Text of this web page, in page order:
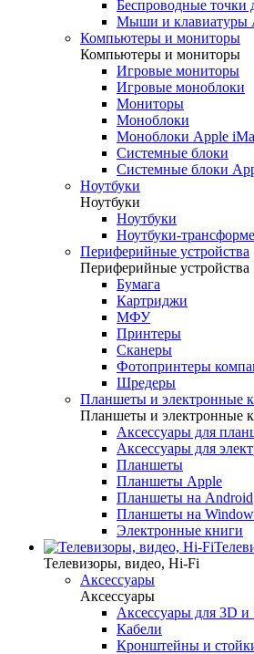
Беспроводные точки
Мыши и клавиатуры
Компьютеры и мониторы
Компьютеры и мониторы
Игровые мониторы
Игровые моноблоки
Мониторы
Моноблоки
Моноблоки Apple
Системные блоки
Системные блоки
Ноутбуки
Ноутбуки
Ноутбуки
Ноутбуки-
Периферийные устройства
Периферийные устройства
Бумага
Картриджи
МФУ
Принтеры
Сканеры
Фотопринтеры
Шредеры
Планшеты и электронные
Планшеты и электронные
Аксессуары для
Аксессуары для
Планшеты
Планшеты Apple
Планшеты на Android
Планшеты на
Электронные книги
Телевизоры, видео, Hi-Fi
Аксессуары
Аксессуары
Аксессуары для 3D и
Кабели
Кронштейны и